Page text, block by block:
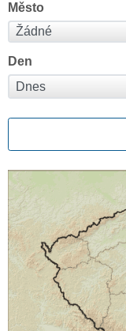
Město
Den